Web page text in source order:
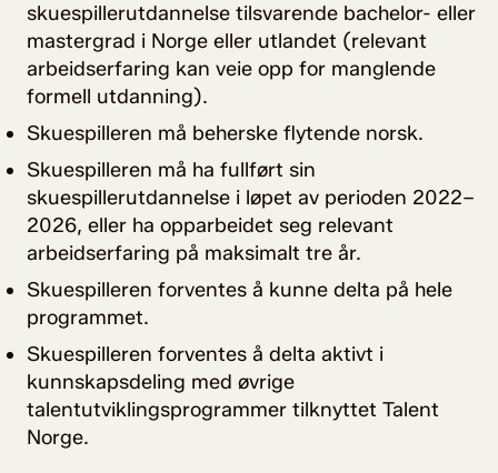
skuespillerutdannelse tilsvarende bachelor- eller
mastergrad i Norge eller utlandet (relevant
arbeidserfaring kan veie opp for manglende
formell utdanning).
Skuespilleren må beherske flytende norsk.
Skuespilleren må ha fullført sin
skuespillerutdannelse i løpet av perioden 2022–
2026, eller ha opparbeidet seg relevant
arbeidserfaring på maksimalt tre år.
Skuespilleren forventes å kunne delta på hele
programmet.
Skuespilleren forventes å delta aktivt i
kunnskapsdeling med øvrige
talentutviklingsprogrammer tilknyttet Talent
Norge.